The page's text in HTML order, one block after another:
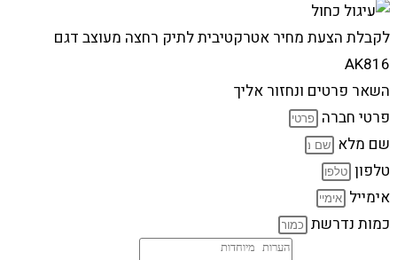
לקבלת הצעת מחיר אטרקטיבית לתיק רחצה מעוצב דגם
AK816
השאר פרטים ונחזור אליך
פרטי חברה
שם מלא
טלפון
אימייל
כמות נדרשת